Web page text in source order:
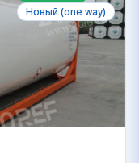
Новый (one way)